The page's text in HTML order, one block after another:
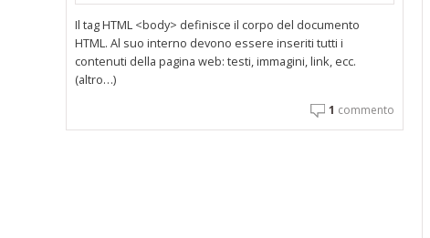
Il tag HTML <body> definisce il corpo del documento
HTML. Al suo interno devono essere inseriti tutti i
contenuti della pagina web: testi, immagini, link, ecc.
(altro…)
1 commento